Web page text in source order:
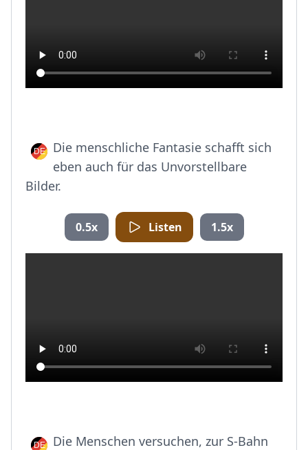
Die menschliche Fantasie schafft sich
eben auch für das Unvorstellbare
Bilder.
0.5x Listen 1.5x
Die Menschen versuchen, zur S-Bahn